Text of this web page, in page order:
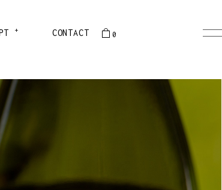
+ CONTACT 0
PRÉSENTATION